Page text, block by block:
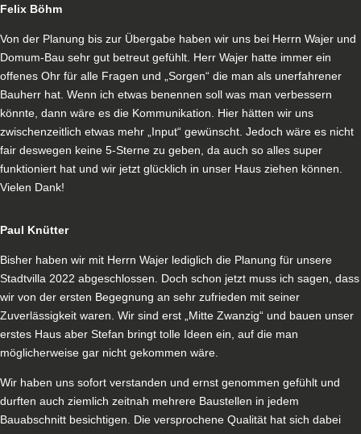
Felix Böhm
Von der Planung bis zur Übergabe haben wir uns bei Herrn Wajer und
Domum-Bau sehr gut betreut gefühlt. Herr Wajer hatte immer ein
offenes Ohr für alle Fragen und „Sorgen“ die man als unerfahrener
Bauherr hat. Wenn ich etwas benennen soll was man verbessern
könnte, dann wäre es die Kommunikation. Hier hätten wir uns
zwischenzeitlich etwas mehr „Input“ gewünscht. Jedoch wäre es nicht
fair deswegen keine 5-Sterne zu geben, da auch so alles super
funktioniert hat und wir jetzt glücklich in unser Haus ziehen können.
Vielen Dank!
Paul Knütter
Bisher haben wir mit Herrn Wajer lediglich die Planung für unsere
Stadtvilla 2022 abgeschlossen. Doch schon jetzt muss ich sagen, dass
wir von der ersten Begegnung an sehr zufrieden mit seiner
Zuverlässigkeit waren. Wir sind erst „Mitte Zwanzig“ und bauen unser
erstes Haus aber Stefan bringt tolle Ideen ein, auf die man
möglicherweise gar nicht gekommen wäre.
Wir haben uns sofort verstanden und ernst genommen gefühlt und
durften auch ziemlich zeitnah mehrere Baustellen in jedem
Bauabschnitt besichtigen. Die versprochene Qualität hat sich dabei